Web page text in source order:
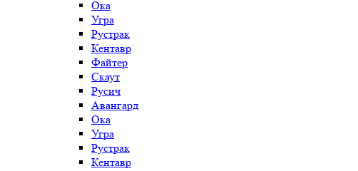
Ока
Угра
Рустрак
Кентавр
Файтер
Скаут
Русич
Авангард
Ока
Угра
Рустрак
Кентавр